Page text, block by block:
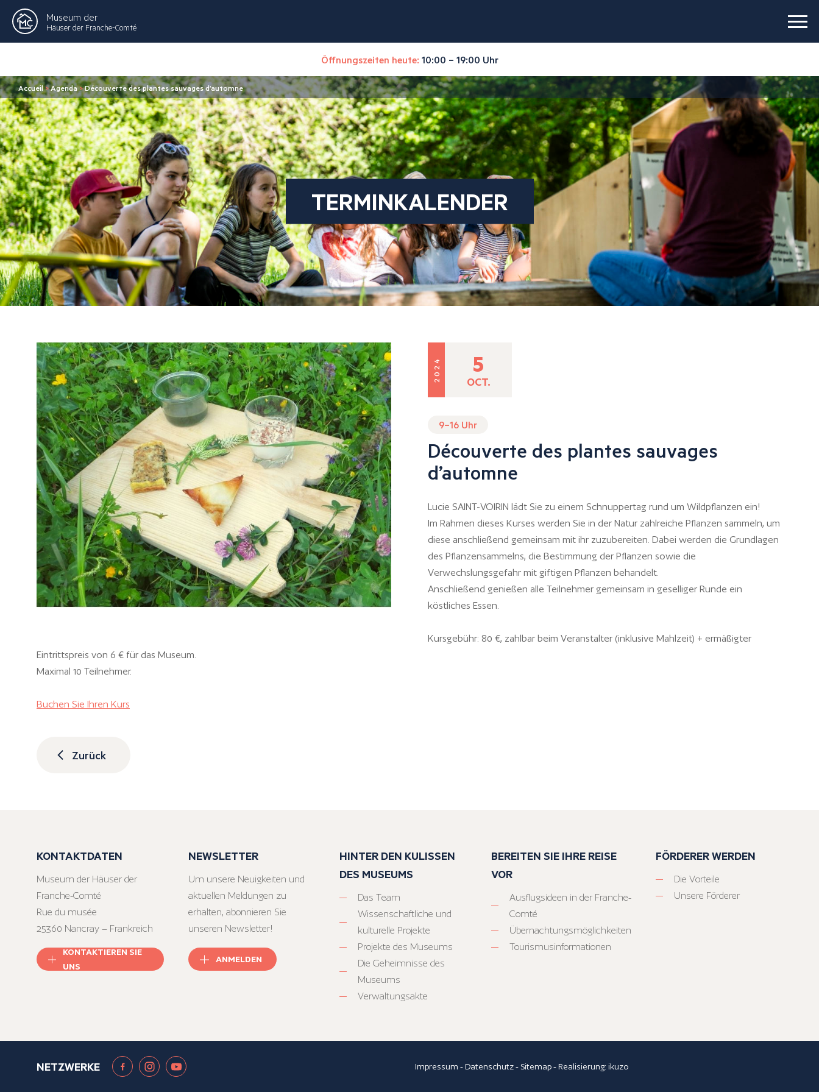
Museum der
Häuser der Franche-Comté
Öffnungszeiten heute: 10:00 – 19:00 Uhr
Accueil>Agenda>Découverte des plantes sauvages d’automne
TERMINKALENDER
2024 5
OCT.
9–16 Uhr
Découverte des plantes sauvages
d’automne
Lucie SAINT-VOIRIN lädt Sie zu einem Schnuppertag rund um Wildpflanzen ein!
Im Rahmen dieses Kurses werden Sie in der Natur zahlreiche Pflanzen sammeln, um
diese anschließend gemeinsam mit ihr zuzubereiten. Dabei werden die Grundlagen
des Pflanzensammelns, die Bestimmung der Pflanzen sowie die
Verwechslungsgefahr mit giftigen Pflanzen behandelt.
Anschließend genießen alle Teilnehmer gemeinsam in geselliger Runde ein
köstliches Essen.
Kursgebühr: 80 €, zahlbar beim Veranstalter (inklusive Mahlzeit) + ermäßigter
Eintrittspreis von 6 € für das Museum.
Maximal 10 Teilnehmer.
Buchen Sie Ihren Kurs
Zurück
KONTAKTDATEN
Museum der Häuser der
Franche-Comté
Rue du musée
25360 Nancray – Frankreich
KONTAKTIEREN SIE
UNS
NEWSLETTER
Um unsere Neuigkeiten und
aktuellen Meldungen zu
erhalten, abonnieren Sie
unseren Newsletter!
ANMELDEN
HINTER DEN KULISSEN
DES MUSEUMS
Das Team
Wissenschaftliche und
kulturelle Projekte
Projekte des Museums
Die Geheimnisse des
Museums
Verwaltungsakte
BEREITEN SIE IHRE REISE
VOR
Ausflugsideen in der Franche-
Comté
Übernachtungsmöglichkeiten
Tourismusinformationen
FÖRDERER WERDEN
Die Vorteile
Unsere Förderer
NETZWERKE Impressum -Datenschutz- Sitemap- Realisierung:ikuzo